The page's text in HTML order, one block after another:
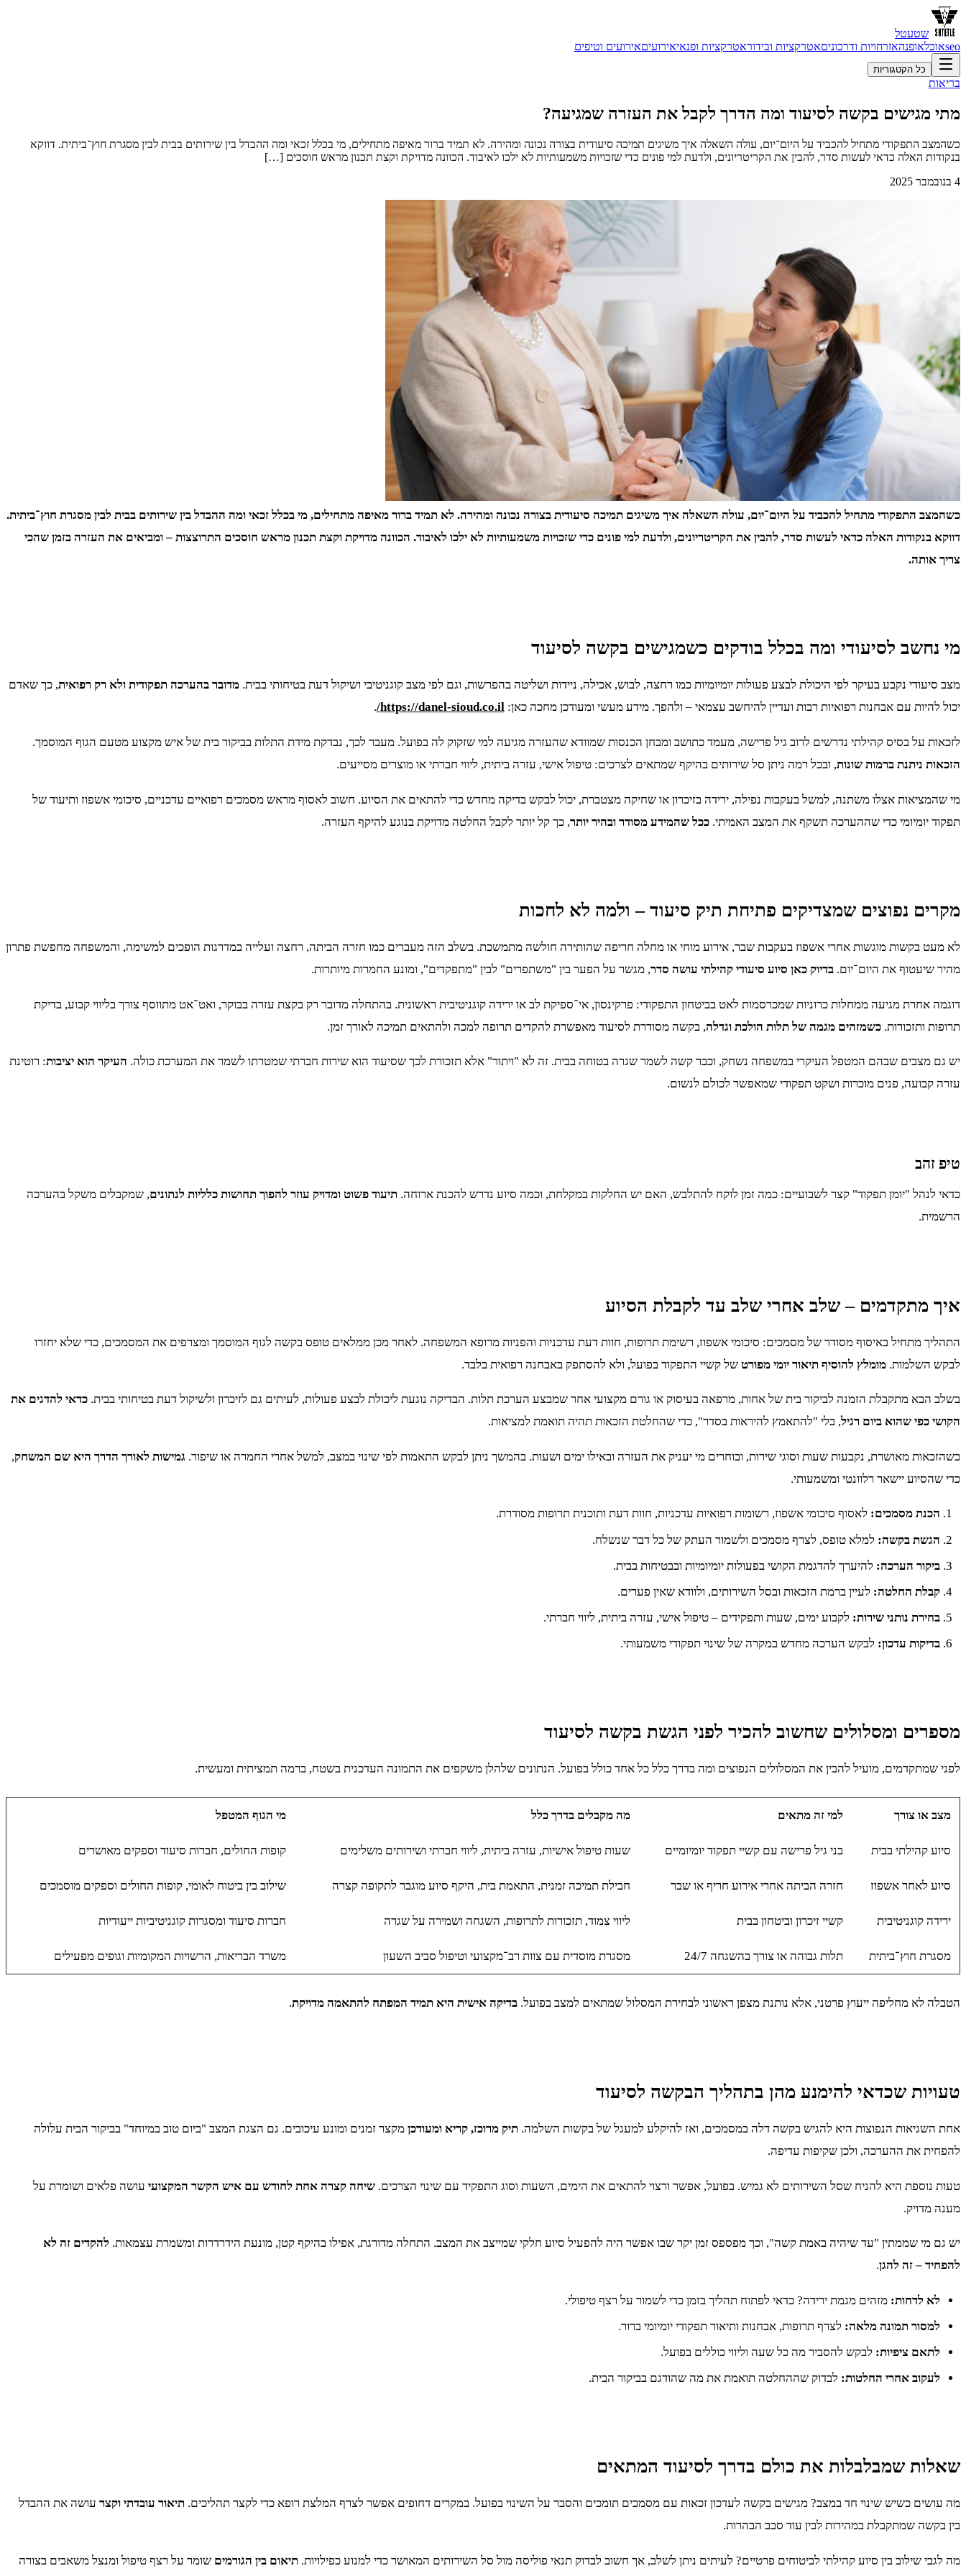
שטעטל
seoאוכלאופנהאזרחויות ודרכוניםאטרקציות ובידוראטרקציות ופנאיאירועיםאירועים וטיפים
כל הקטגוריות
בריאות
מתי מגישים בקשה לסיעוד ומה הדרך לקבל את העזרה שמגיעה?
כשהמצב התפקודי מתחיל להכביד על היום־יום, עולה השאלה איך משיגים תמיכה סיעודית בצורה נכונה ומהירה. לא תמיד ברור מאיפה מתחילים, מי בכלל זכאי ומה ההבדל בין שירותים בבית לבין מסגרת חוץ־ביתית. דווקא
בנקודות האלה כדאי לעשות סדר, להבין את הקריטריונים, ולדעת למי פונים כדי שזכויות משמעותיות לא ילכו לאיבוד. הכוונה מדויקת וקצת תכנון מראש חוסכים […]
4 בנובמבר 2025
כשהמצב התפקודי מתחיל להכביד על היום־יום, עולה השאלה איך משיגים תמיכה סיעודית בצורה נכונה ומהירה. לא תמיד ברור מאיפה מתחילים, מי בכלל זכאי ומה ההבדל בין שירותים בבית לבין מסגרת חוץ־ביתית.
דווקא בנקודות האלה כדאי לעשות סדר, להבין את הקריטריונים, ולדעת למי פונים כדי שזכויות משמעותיות לא ילכו לאיבוד. הכוונה מדויקת וקצת תכנון מראש חוסכים התרוצצות – ומביאים את העזרה בזמן שהכי
צריך אותה.
מי נחשב לסיעודי ומה בכלל בודקים כשמגישים בקשה לסיעוד
מצב סיעודי נקבע בעיקר לפי היכולת לבצע פעולות יומיומיות כמו רחצה, לבוש, אכילה, ניידות ושליטה בהפרשות, וגם לפי מצב קוגניטיבי ושיקול דעת בטיחותי בבית. מדובר בהערכה תפקודית ולא רק רפואית, כך שאדם
יכול להיות עם אבחנות רפואיות רבות ועדיין להיחשב עצמאי – ולהפך. מידע מעשי ומעודכן מחכה כאן: https://danel-sioud.co.il/
.
לזכאות על בסיס קהילתי נדרשים לרוב גיל פרישה, מעמד כתושב ומבחן הכנסות שמוודא שהעזרה מגיעה למי שזקוק לה בפועל. מעבר לכך, נבדקת מידת התלות בביקור בית של איש מקצוע מטעם הגוף המוסמך.
הזכאות ניתנת ברמות שונות, ובכל רמה ניתן סל שירותים בהיקף שמתאים לצרכים: טיפול אישי, עזרה ביתית, ליווי חברתי או מוצרים מסייעים.
מי שהמציאות אצלו משתנה, למשל בעקבות נפילה, ירידה בזיכרון או שחיקה מצטברת, יכול לבקש בדיקה מחדש כדי להתאים את הסיוע. חשוב לאסוף מראש מסמכים רפואיים עדכניים, סיכומי אשפוז ותיעוד של
תפקוד יומיומי כדי שההערכה תשקף את המצב האמיתי. ככל שהמידע מסודר ובהיר יותר, כך קל יותר לקבל החלטה מדויקת בנוגע להיקף העזרה.
מקרים נפוצים שמצדיקים פתיחת תיק סיעוד – ולמה לא לחכות
לא מעט בקשות מוגשות אחרי אשפוז בעקבות שבר, אירוע מוחי או מחלה חריפה שהותירה חולשה מתמשכת. בשלב הזה מעברים כמו חזרה הביתה, רחצה ועלייה במדרגות הופכים למשימה, והמשפחה מחפשת פתרון
מהיר שיעטוף את היום־יום. בדיוק כאן סיוע סיעודי קהילתי עושה סדר, מגשר על הפער בין "משתפרים" לבין "מתפקדים", ומונע החמרות מיותרות.
דוגמה אחרת מגיעה ממחלות כרוניות שמכרסמות לאט בביטחון התפקודי: פרקינסון, אי־ספיקת לב או ירידה קוגניטיבית ראשונית. בהתחלה מדובר רק בקצת עזרה בבוקר, ואט־אט מתווסף צורך בליווי קבוע, בדיקת
תרופות ותזכורות. כשמזהים מגמה של תלות הולכת וגדלה, בקשה מסודרת לסיעוד מאפשרת להקדים תרופה למכה ולהתאים תמיכה לאורך זמן.
יש גם מצבים שבהם המטפל העיקרי במשפחה נשחק, וכבר קשה לשמר שגרה בטוחה בבית. זה לא "ויתור" אלא תזכורת לכך שסיעוד הוא שירות חברתי שמטרתו לשמר את המערכת כולה. העיקר הוא יציבות: רוטינת
עזרה קבועה, פנים מוכרות ושקט תפקודי שמאפשר לכולם לנשום.
טיפ זהב
כדאי לנהל "יומן תפקוד" קצר לשבועיים: כמה זמן לוקח להתלבש, האם יש החלקות במקלחת, וכמה סיוע נדרש להכנת ארוחה. תיעוד פשוט ומדויק עוזר להפוך תחושות כלליות לנתונים, שמקבלים משקל בהערכה
הרשמית.
איך מתקדמים – שלב אחרי שלב עד לקבלת הסיוע
התהליך מתחיל באיסוף מסודר של מסמכים: סיכומי אשפוז, רשימת תרופות, חוות דעת עדכניות והפניות מרופא המשפחה. לאחר מכן ממלאים טופס בקשה לגוף המוסמך ומצרפים את המסמכים, כדי שלא יחזרו
לבקש השלמות. מומלץ להוסיף תיאור יומי מפורט של קשיי התפקוד בפועל, ולא להסתפק באבחנה רפואית בלבד.
בשלב הבא מתקבלת הזמנה לביקור בית של אחות, מרפאה בעיסוק או גורם מקצועי אחר שמבצע הערכת תלות. הבדיקה נוגעת ליכולת לבצע פעולות, לעיתים גם לזיכרון ולשיקול דעת בטיחותי בבית. כדאי להדגים את
הקושי כפי שהוא ביום רגיל, בלי "להתאמץ להיראות בסדר", כדי שהחלטת הזכאות תהיה תואמת למציאות.
כשהזכאות מאושרת, נקבעות שעות וסוגי שירות, ובוחרים מי יעניק את העזרה ובאילו ימים ושעות. בהמשך ניתן לבקש התאמות לפי שינוי במצב, למשל אחרי החמרה או שיפור. גמישות לאורך הדרך היא שם המשחק,
כדי שהסיוע יישאר רלוונטי ומשמעותי.
הכנת מסמכים: לאסוף סיכומי אשפוז, רשומות רפואיות עדכניות, חוות דעת ותוכנית תרופות מסודרת.
הגשת בקשה: למלא טופס, לצרף מסמכים ולשמור העתק של כל דבר שנשלח.
ביקור הערכה: להיערך להדגמת הקושי בפעולות יומיומיות ובבטיחות בבית.
קבלת החלטה: לעיין ברמת הזכאות ובסל השירותים, ולוודא שאין פערים.
בחירת נותני שירות: לקבוע ימים, שעות ותפקידים – טיפול אישי, עזרה ביתית, ליווי חברתי.
בדיקות עדכון: לבקש הערכה מחדש במקרה של שינוי תפקודי משמעותי.
מספרים ומסלולים שחשוב להכיר לפני הגשת בקשה לסיעוד
לפני שמתקדמים, מועיל להבין את המסלולים הנפוצים ומה בדרך כלל כל אחד כולל בפועל. הנתונים שלהלן משקפים את התמונה העדכנית בשטח, ברמה תמציתית ומעשית.
מצב או צורך למי זה מתאים מה מקבלים בדרך כלל מי הגוף המטפל
סיוע קהילתי בבית בני גיל פרישה עם קשיי תפקוד יומיומיים שעות טיפול אישיות, עזרה ביתית, ליווי חברתי ושירותים משלימים קופות החולים, חברות סיעוד וספקים מאושרים
סיוע לאחר אשפוז חזרה הביתה אחרי אירוע חריף או שבר חבילת תמיכה זמנית, התאמת בית, היקף סיוע מוגבר לתקופה קצרה שילוב בין ביטוח לאומי, קופות החולים וספקים מוסמכים
ירידה קוגניטיבית קשיי זיכרון וביטחון בבית ליווי צמוד, תזכורות לתרופות, השגחה ושמירה על שגרה חברות סיעוד ומסגרות קוגניטיביות ייעודיות
מסגרת חוץ־ביתית תלות גבוהה או צורך בהשגחה 24/7 מסגרת מוסדית עם צוות רב־מקצועי וטיפול סביב השעון משרד הבריאות, הרשויות המקומיות וגופים מפעילים
הטבלה לא מחליפה ייעוץ פרטני, אלא נותנת מצפן ראשוני לבחירת המסלול שמתאים למצב בפועל. בדיקה אישית היא תמיד המפתח להתאמה מדויקת.
טעויות שכדאי להימנע מהן בתהליך הבקשה לסיעוד
אחת השגיאות הנפוצות היא להגיש בקשה דלה במסמכים, ואז להיקלע למעגל של בקשות השלמה. תיק מרוכז, קריא ומעודכן מקצר זמנים ומונע עיכובים. גם הצגת המצב "ביום טוב במיוחד" בביקור הבית עלולה
להפחית את ההערכה, ולכן שקיפות עדיפה.
טעות נוספת היא להניח שסל השירותים לא גמיש. בפועל, אפשר ורצוי להתאים את הימים, השעות וסוג התפקיד עם שינוי הצרכים. שיחה קצרה אחת לחודש עם איש הקשר המקצועי עושה פלאים ושומרת על
מענה מדויק.
יש גם מי שממתין "עד שיהיה באמת קשה", וכך מפספס זמן יקר שבו אפשר היה להפעיל סיוע חלקי שמייצב את המצב. התחלה מדורגת, אפילו בהיקף קטן, מונעת הידרדרות ומשמרת עצמאות. להקדים זה לא
להפחיד – זה להגן.
לא לדחות: מזהים מגמת ירידה? כדאי לפתוח תהליך בזמן כדי לשמור על רצף טיפולי.
למסור תמונה מלאה: לצרף תרופות, אבחנות ותיאור תפקודי יומיומי ברור.
לתאם ציפיות: לבקש להסביר מה כל שעה וליווי כוללים בפועל.
לעקוב אחרי החלטות: לבדוק שההחלטה תואמת את מה שהודגם בביקור הבית.
שאלות שמבלבלות את כולם בדרך לסיעוד המתאים
מה עושים כשיש שינוי חד במצב? מגישים בקשה לעדכון זכאות עם מסמכים תומכים והסבר על השינוי בפועל. במקרים דחופים אפשר לצרף המלצת רופא כדי לקצר תהליכים. תיאור עובדתי וקצר עושה את ההבדל
בין בקשה שמתקבלת במהירות לבין עוד סבב הבהרות.
מה לגבי שילוב בין סיוע קהילתי לביטוחים פרטיים? לעיתים ניתן לשלב, אך חשוב לבדוק תנאי פוליסה מול סל השירותים המאושר כדי למנוע כפילויות. תיאום בין הגורמים שומר על רצף טיפול ומנצל משאבים בצורה